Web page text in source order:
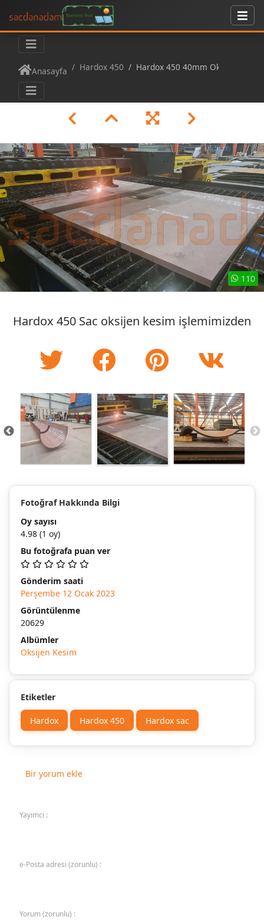
Anasayfa Hardox 450 Hardox 450 40mm Oksijen Kesim
110
Hardox 450 Sac oksijen kesim işlemimizden
Fotoğraf Hakkında Bilgi
Oy sayısı
4.98 (1 oy)
Bu fotoğrafa puan ver
Gönderim saati
Perşembe 12 Ocak 2023
Görüntülenme
20629
Albümler
Oksijen Kesim
Etiketler
Hardox Hardox 450 Hardox sac
Bir yorum ekle
Yayımcı :
e-Posta adresi (zorunlu) :
Yorum (zorunlu) :